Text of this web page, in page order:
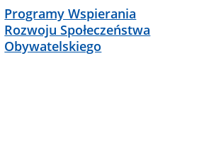
Programy Wspierania
Rozwoju Społeczeństwa
Obywatelskiego